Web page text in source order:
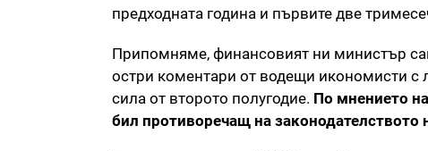
предходната година и първите две
Припомняме, финансовият ни министър
остри коментари от водещи икономисти с
сила от второто полугодие. По мнението
бил противоречащ на